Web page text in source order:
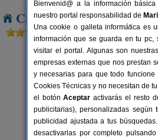
Casas Rurales cerca de
Casa El Sauco
Ailanes de Zamanzas
Bienvenid@ a la información
nuestro portal responsabilidad de
Una cookie o galleta informática es
información que se guarda en tu pc,
visitar el portal. Algunas son
empresas externas que nos prestan
y necesarias para que todo funcione
Cookies Técnicas y no necesitan de
el botónAceptar activarás el resto
publicitarias), personalizadas según
publicidad ajustada a tus
desactivarlas por completo